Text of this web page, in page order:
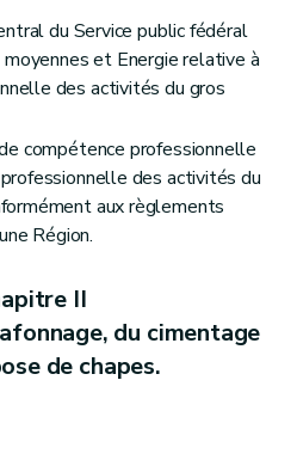
du Service public fédéral
et Energie relative à
des activités du gros
compétence professionnelle
des activités du
aux règlements
Région.
II
du cimentage
de chapes.